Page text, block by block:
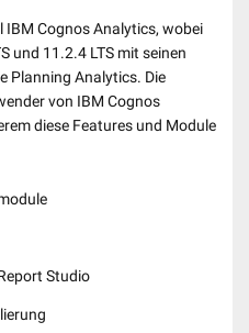
Cognos Analytics, wobei
und 11.2.4 LTS mit seinen
Planning Analytics. Die
von IBM Cognos
diese Features und Module
Studio